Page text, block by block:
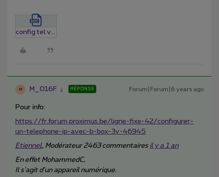
config tel voip sur bbox3.docx
M M_016F RÉPONSE Forum|Forum|6 years ago
Pour info:
https://fr.forum.proximus.be/ligne-fixe-42/configurer-
un-telephone-ip-avec-b-box-3v-46945
EtienneL Modérateur 2463 commentaires il y a 1 an
En effet MohammedC,
Il s'agit d'un appareil numérique.